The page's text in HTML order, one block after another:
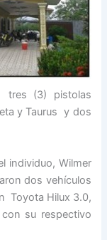
tres (3) pistolas
y Taurus y dos
individuo, Wilmer
dos vehículos
Toyota Hilux 3.0,
su respectivo